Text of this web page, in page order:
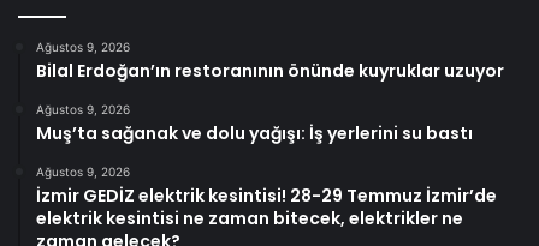
Ağustos 9, 2026
Bilal Erdoğan’ın restoranının önünde kuyruklar uzuyor
Ağustos 9, 2026
Muş’ta sağanak ve dolu yağışı: İş yerlerini su bastı
Ağustos 9, 2026
İzmir GEDİZ elektrik kesintisi! 28-29 Temmuz İzmir’de
elektrik kesintisi ne zaman bitecek, elektrikler ne